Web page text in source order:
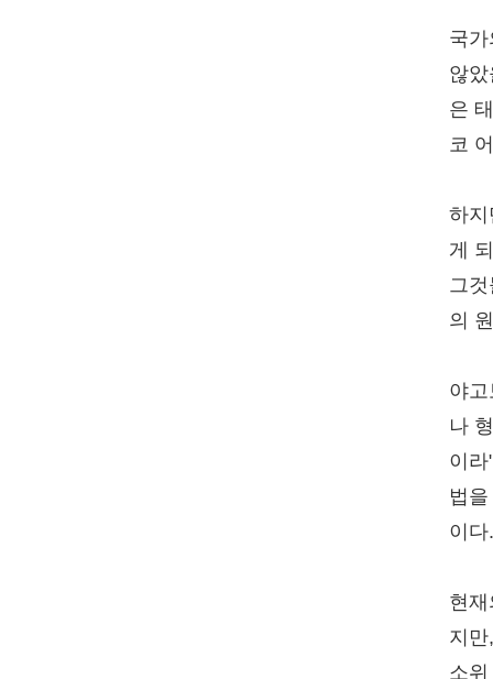
국
않
은
코
하지
게
그
의
야
나
이
법
이다.
현
지
소